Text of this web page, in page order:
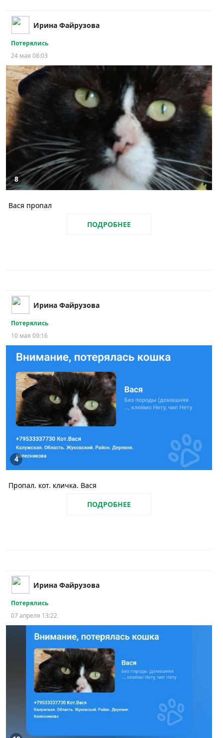
Ирина Файрузова
Потерялись
24 мая 08:03
8
Вася пропал
ПОДРОБНЕЕ
Ирина Файрузова
Потерялись
10 мая 09:16
4
Пропал. кот. кличка. Вася
ПОДРОБНЕЕ
Ирина Файрузова
Потерялись
07 апреля 13:22